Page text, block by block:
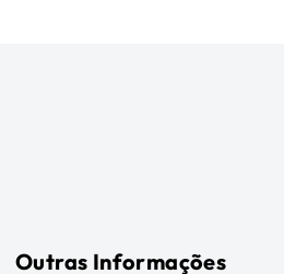
Outras Informações